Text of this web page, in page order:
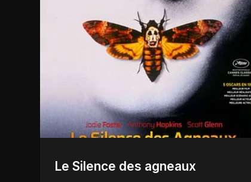
Le Silence des agneaux